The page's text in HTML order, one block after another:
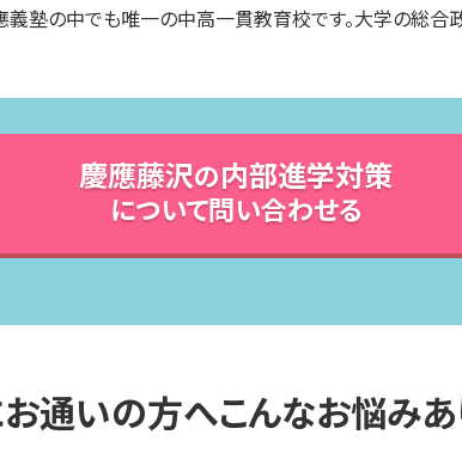
義塾の中でも唯一の中高一貫教育校です。大学の総合
慶應藤沢の内部進学対策
について問い合わせる
通いの方へこんなお悩みあ